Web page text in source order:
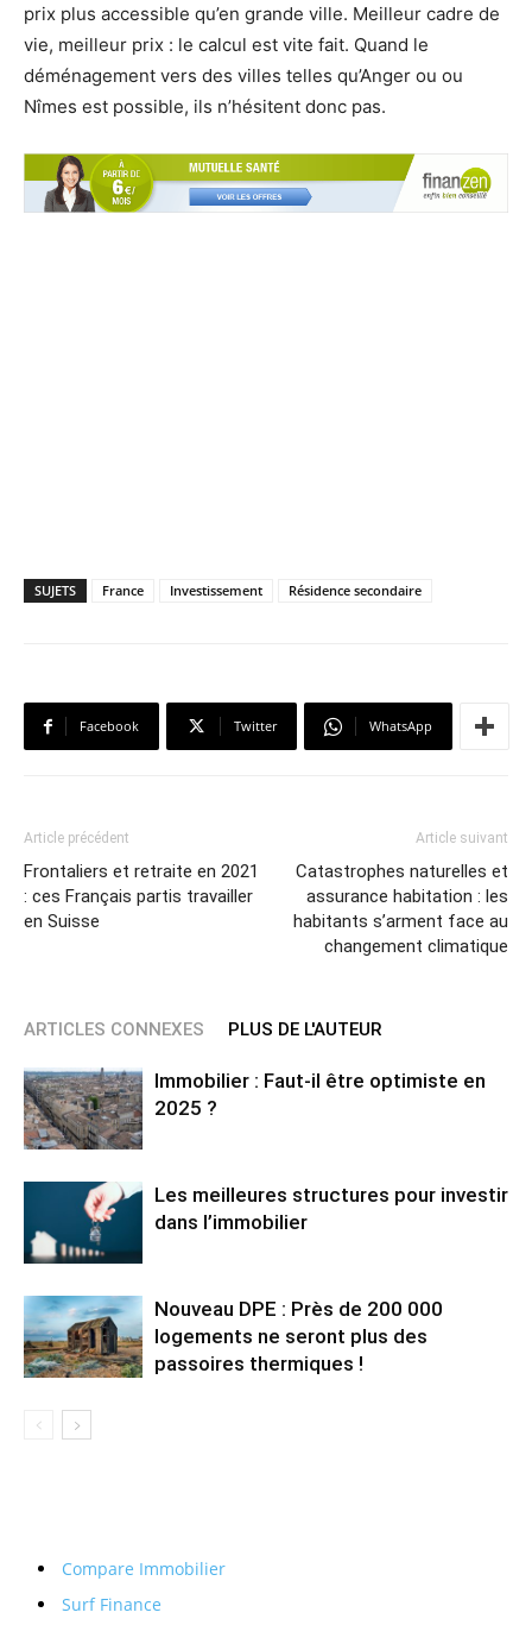
prix plus accessible qu’en grande ville. Meilleur cadre de
vie, meilleur prix : le calcul est vite fait. Quand le
déménagement vers des villes telles qu’Anger ou ou
Nîmes est possible, ils n’hésitent donc pas.
SUJETS France Investissement Résidence secondaire
Facebook Twitter WhatsApp
Article précédent
Frontaliers et retraite en 2021
: ces Français partis travailler
en Suisse
Article suivant
Catastrophes naturelles et
assurance habitation : les
habitants s’arment face au
changement climatique
ARTICLES CONNEXES PLUS DE L'AUTEUR
Immobilier : Faut-il être optimiste en
2025 ?
Les meilleures structures pour investir
dans l’immobilier
Nouveau DPE : Près de 200 000
logements ne seront plus des
passoires thermiques !
Compare Immobilier
Surf Finance